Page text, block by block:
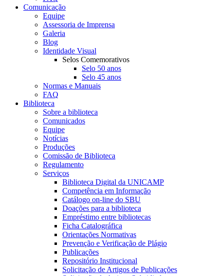
Comunicação
Equipe
Assessoria de Imprensa
Galeria
Blog
Identidade Visual
Selos Comemorativos
Selo 50 anos
Selo 45 anos
Normas e Manuais
FAQ
Biblioteca
Sobre a biblioteca
Comunicados
Equipe
Notícias
Produções
Comissão de Biblioteca
Regulamento
Serviços
Biblioteca Digital da UNICAMP
Competência em Informação
Catálogo on-line do SBU
Doações para a biblioteca
Empréstimo entre bibliotecas
Ficha Catalográfica
Orientações Normativas
Prevenção e Verificação de Plágio
Publicações
Repositório Institucional
Solicitação de Artigos de Publicações